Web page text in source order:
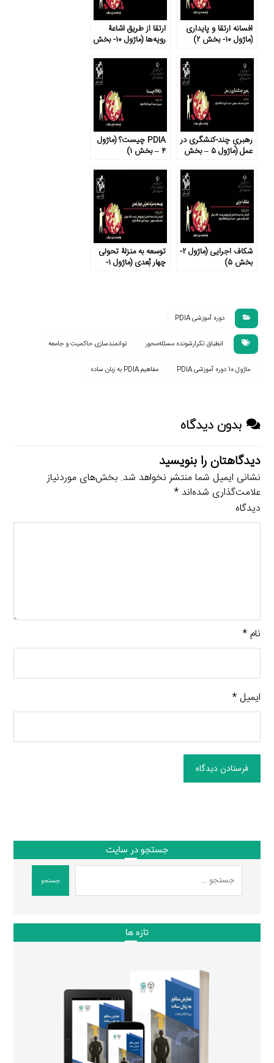
افسانه ارتقا و پایداری
(ماژول ۱۰- بخش ۲)
ارتقا از طریق اشاعۀ
رویه‌ها (ماژول ۱۰- بخش
رهبریِ چند-کنشگری در
عمل (ماژول ۵ – بخش
PDIA چیست؟ (ماژول
۴ – بخش ۱)
شکاف اجرایی (ماژول ۲-
بخش ۵)
توسعه به منزلۀ تحولی
چهار بُعدی (ماژول ۱-
دوره آموزشی PDIA
انطباق تکرارشونده مسئله‌محور توانمندسازی حاکمیت و جامعه
ماژول 10 دوره آموزشی PDIA مفاهیم PDIA به زبان ساده
بدون دیدگاه
دیدگاهتان را بنویسید
نشانی ایمیل شما منتشر نخواهد شد. بخش‌های موردنیاز
علامت‌گذاری شده‌اند*
دیدگاه
نام*
ایمیل*
فرستادن دیدگاه
جستجو در سایت
جستجو
تازه ها